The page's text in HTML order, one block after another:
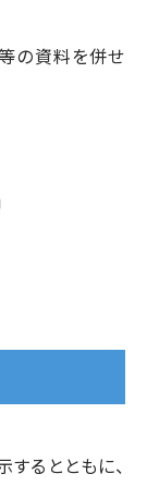
の資料を併せ
るとともに、